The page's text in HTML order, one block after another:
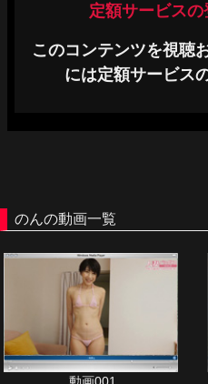
定額サービス
このコンテンツを視聴
には定額サービス
のんの動画一覧